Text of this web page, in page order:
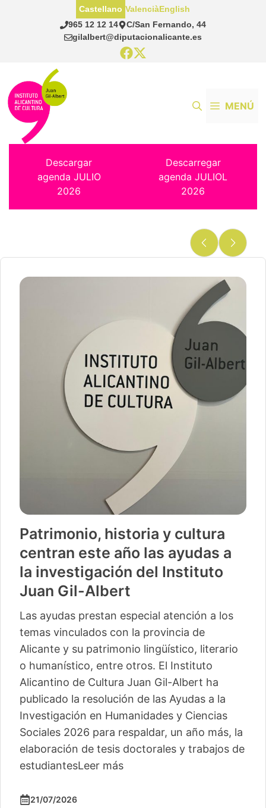
965 12 12 14
C/San Fernando, 44
gilalbert@diputacionalicante.es
Castellano ValenciàEnglish
MENÚ
Descargar
agenda JULIO
2026
Descarregar
agenda JULIOL
2026
Patrimonio, historia y cultura
centran este año las ayudas a
la investigación del Instituto
Juan Gil-Albert
Las ayudas prestan especial atención a los
temas vinculados con la provincia de
Alicante y su patrimonio lingüístico, literario
o humanístico, entre otros. El Instituto
Alicantino de Cultura Juan Gil-Albert ha
publicado la resolución de las Ayudas a la
Investigación en Humanidades y Ciencias
Sociales 2026 para respaldar, un año más, la
elaboración de tesis doctorales y trabajos de
estudiantesLeer más
21/07/2026